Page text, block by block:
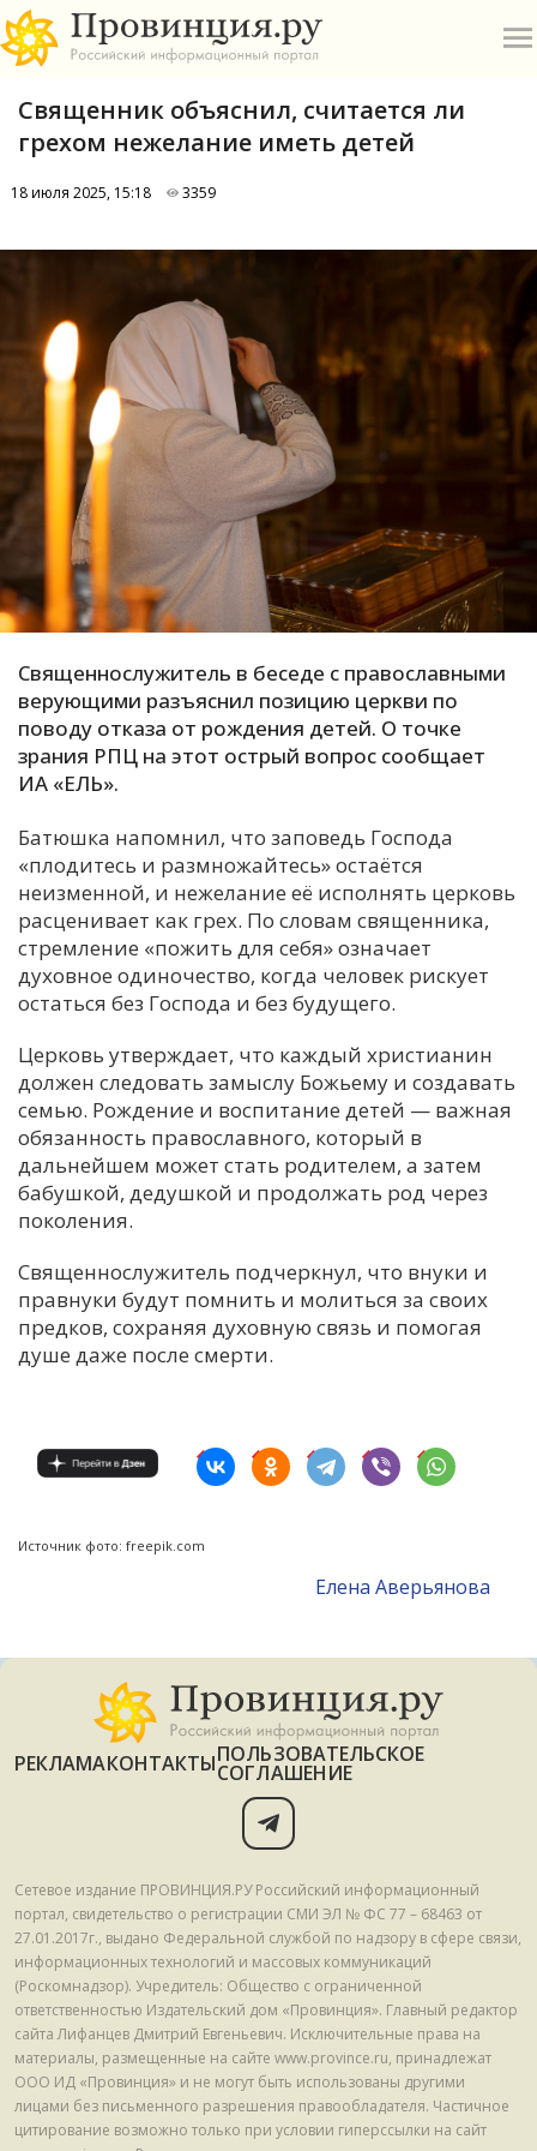
А
Б
Е
И
К
М
Н
О
Р
С
Т
Х
Ч
Священник объяснил, считается ли
грехом нежелание иметь детей
18 июля 2025, 15:18 3359
Священнослужитель в беседе с православными
верующими разъяснил позицию церкви по
поводу отказа от рождения детей. О точке
зрания РПЦ на этот острый вопрос сообщает
ИА «ЕЛЬ».
Батюшка напомнил, что заповедь Господа
«плодитесь и размножайтесь» остаётся
неизменной, и нежелание её исполнять церковь
расценивает как грех. По словам священника,
стремление «пожить для себя» означает
духовное одиночество, когда человек рискует
остаться без Господа и без будущего.
Церковь утверждает, что каждый христианин
должен следовать замыслу Божьему и создавать
семью. Рождение и воспитание детей — важная
обязанность православного, который в
дальнейшем может стать родителем, а затем
бабушкой, дедушкой и продолжать род через
поколения.
Священнослужитель подчеркнул, что внуки и
правнуки будут помнить и молиться за своих
предков, сохраняя духовную связь и помогая
душе даже после смерти.
Источник фото: freepik.com
Елена Аверьянова
РЕКЛАМАКОНТАКТЫПОЛЬЗОВАТЕЛЬСКОЕ
СОГЛАШЕНИЕ
Сетевое издание ПРОВИНЦИЯ.РУ Российский информационный
портал, свидетельство о регистрации СМИ ЭЛ № ФС 77 – 68463 от
27.01.2017г., выдано Федеральной службой по надзору в сфере связи,
информационных технологий и массовых коммуникаций
(Роскомнадзор). Учредитель: Общество с ограниченной
ответственностью Издательский дом «Провинция». Главный редактор
сайта Лифанцев Дмитрий Евгеньевич. Исключительные права на
материалы, размещенные на сайте www.province.ru, принадлежат
ООО ИД «Провинция» и не могут быть использованы другими
лицами без письменного разрешения правообладателя. Частичное
цитирование возможно только при условии гиперссылки на сайт